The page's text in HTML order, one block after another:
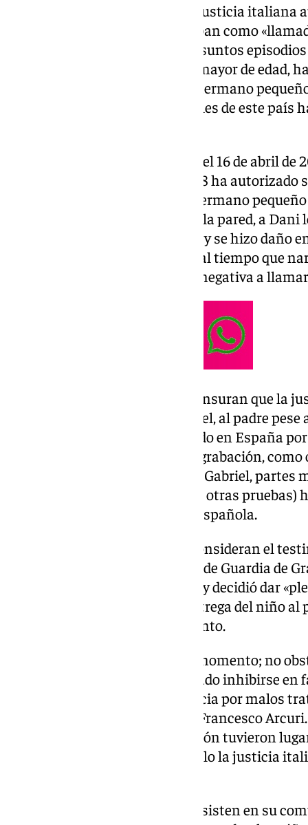
ha trasladado a la justicia italiana
antiguos que sus hijos le enviaban como
el padre y en los que narran presuntos
perteneciente al hijo que ya es mayor de edad,
prensa ante el temor de que el hermano
a Italia, una vez que los tribunales de este país
En el audio remitido a la madre el 16 de abril de
Gabriel Arcuri –que ahora con 18 ha
le ha «pegado» y también a su hermano
cogió del brazo y me tiró contra la pared, a
camiseta y lo tiró en la escalera y se hizo daño
en el suelo», agrega en el audio, al tiempo que
por el padre contra ambos y su negativa a
Los abogados de Juana Rivas censuran que la
custodia del hijo pequeño, Daniel, al padre pese
país por maltratarle y condenado en España
un comunicado que tanto esta grabación,
similares emitidos por Daniel y Gabriel, partes
declaraciones de testigos (entre otras pruebas)
Justicia italiana y a la Justicia española.
«Especialmente importante» consideran el
pasado 7 de enero ante la Jueza de Guardia de
primera y única vez en España, y decidió dar
protegerle» suspendiendo la entrega del niño
que se resolviera sobre este asunto.
La medida sigue vigente por el momento; no
número 9 de Granada ha acordado inhibirse en
italiana de Cagliari en la denuncia por malos
Juana Rivas en España contra Francesco
los hechos objeto de investigación tuvieron
familiar en Cagliari y será por ello la justicia
de Juana Rivas insisten en su